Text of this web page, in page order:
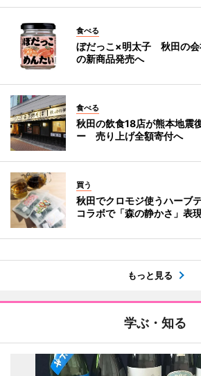
食べる
ぼだっこ×明太子 秋田の会
の新商品発売へ
食べる
秋田の飲食18店が熊本地震
ー 売り上げ全額寄付へ
買う
秋田でクロモジ使うハーブ
コラボで「森の静かさ」表
もっと見る
学ぶ・知る